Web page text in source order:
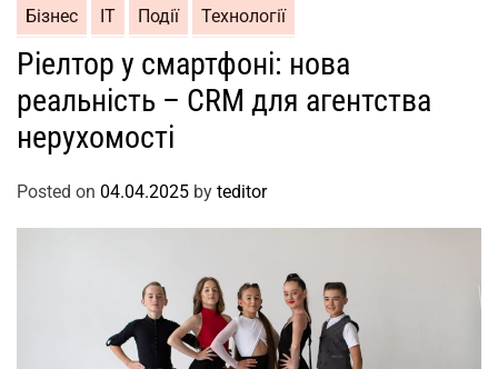
Бізнес ІТ Події Технології
Ріелтор у смартфоні: нова
реальність – CRM для агентства
нерухомості
Posted on 04.04.2025 by teditor